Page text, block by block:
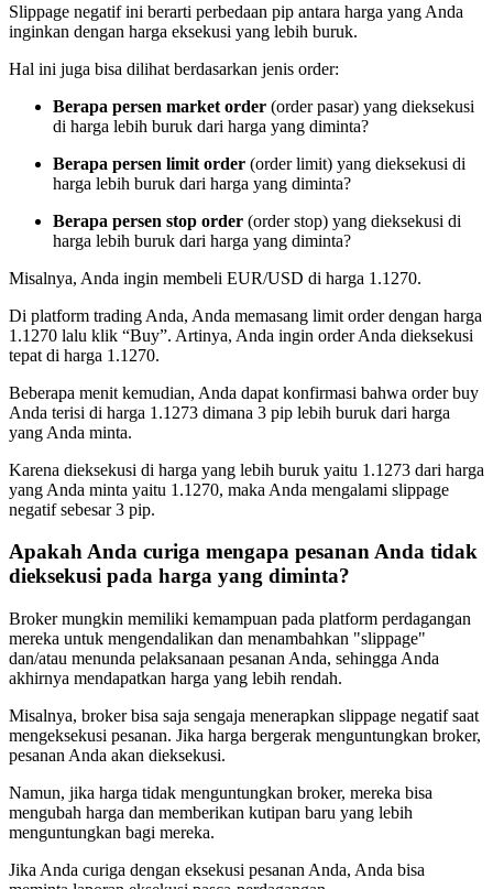
Slippage negatif ini berarti perbedaan pip antara harga yang Anda
inginkan dengan harga eksekusi yang lebih buruk.
Hal ini juga bisa dilihat berdasarkan jenis order:
Berapa persen market order (order pasar) yang dieksekusi
di harga lebih buruk dari harga yang diminta?
Berapa persen limit order (order limit) yang dieksekusi di
harga lebih buruk dari harga yang diminta?
Berapa persen stop order (order stop) yang dieksekusi di
harga lebih buruk dari harga yang diminta?
Misalnya, Anda ingin membeli EUR/USD di harga 1.1270.
Di platform trading Anda, Anda memasang limit order dengan harga
1.1270 lalu klik “Buy”. Artinya, Anda ingin order Anda dieksekusi
tepat di harga 1.1270.
Beberapa menit kemudian, Anda dapat konfirmasi bahwa order buy
Anda terisi di harga 1.1273 dimana 3 pip lebih buruk dari harga
yang Anda minta.
Karena dieksekusi di harga yang lebih buruk yaitu 1.1273 dari harga
yang Anda minta yaitu 1.1270, maka Anda mengalami slippage
negatif sebesar 3 pip.
Apakah Anda curiga mengapa pesanan Anda tidak
dieksekusi pada harga yang diminta?
Broker mungkin memiliki kemampuan pada platform perdagangan
mereka untuk mengendalikan dan menambahkan "slippage"
dan/atau menunda pelaksanaan pesanan Anda, sehingga Anda
akhirnya mendapatkan harga yang lebih rendah.
Misalnya, broker bisa saja sengaja menerapkan slippage negatif saat
mengeksekusi pesanan. Jika harga bergerak menguntungkan broker,
pesanan Anda akan dieksekusi.
Namun, jika harga tidak menguntungkan broker, mereka bisa
mengubah harga dan memberikan kutipan baru yang lebih
menguntungkan bagi mereka.
Jika Anda curiga dengan eksekusi pesanan Anda, Anda bisa